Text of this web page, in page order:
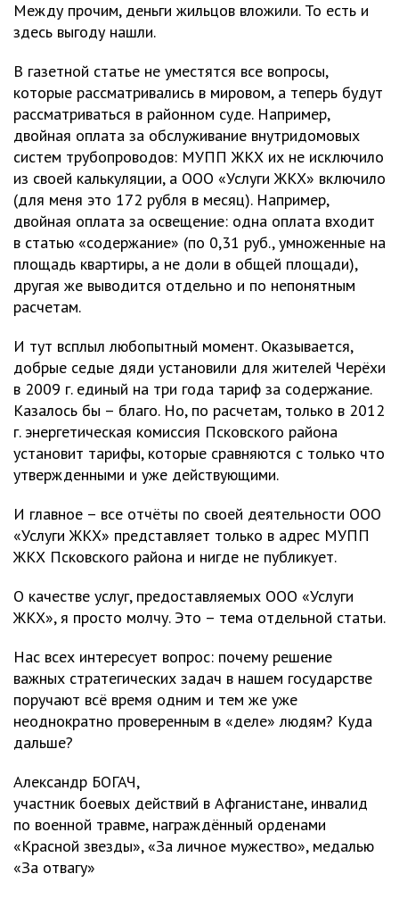
Между прочим, деньги жильцов вложили. То есть и
здесь выгоду нашли.
В газетной статье не уместятся все вопросы,
которые рассматривались в мировом, а теперь будут
рассматриваться в районном суде. Например,
двойная оплата за обслуживание внутридомовых
систем трубопроводов: МУПП ЖКХ их не исключило
из своей калькуляции, а ООО «Услуги ЖКХ» включило
(для меня это 172 рубля в месяц). Например,
двойная оплата за освещение: одна оплата входит
в статью «содержание» (по 0,31 руб., умноженные на
площадь квартиры, а не доли в общей площади),
другая же выводится отдельно и по непонятным
расчетам.
И тут всплыл любопытный момент. Оказывается,
добрые седые дяди установили для жителей Черёхи
в 2009 г. единый на три года тариф за содержание.
Казалось бы – благо. Но, по расчетам, только в 2012
г. энергетическая комиссия Псковского района
установит тарифы, которые сравняются с только что
утвержденными и уже действующими.
И главное – все отчёты по своей деятельности ООО
«Услуги ЖКХ» представляет только в адрес МУПП
ЖКХ Псковского района и нигде не публикует.
О качестве услуг, предоставляемых ООО «Услуги
ЖКХ», я просто молчу. Это – тема отдельной статьи.
Нас всех интересует вопрос: почему решение
важных стратегических задач в нашем государстве
поручают всё время одним и тем же уже
неоднократно проверенным в «деле» людям? Куда
дальше?
Александр БОГАЧ,
участник боевых действий в Афганистане, инвалид
по военной травме, награждённый орденами
«Красной звезды», «За личное мужество», медалью
«За отвагу»